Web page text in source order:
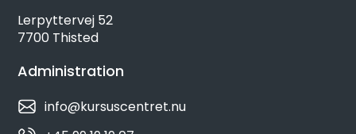
Lerpyttervej 52
7700 Thisted
Administration
info@kursuscentret.nu